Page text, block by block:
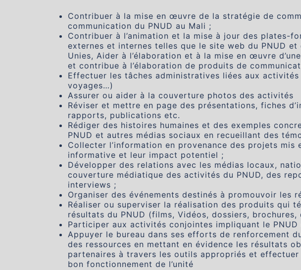
Contribuer à la mise en œuvre de la stratégie de
communication du PNUD au Mali ;
Contribuer à l’animation et la mise à jour des plates-
externes et internes telles que le site web du PNUD et
Unies, Aider à l’élaboration et à la mise en œuvre
et contribue à l’élaboration de produits de
Effectuer les tâches administratives liées aux activités
voyages…)
Assurer ou aider à la couverture photos des activités
Réviser et mettre en page des présentations, fiches
rapports, publications etc.
Rédiger des histoires humaines et des exemples
PNUD et autres médias sociaux en recueillant des
Collecter l’information en provenance des projets
informative et leur impact potentiel ;
Développer des relations avec les médias locaux,
couverture médiatique des activités du PNUD, des
interviews ;
Organiser des événements destinés à promouvoir les
Réaliser ou superviser la réalisation des produits qui
résultats du PNUD (films, Vidéos, dossiers,
Participer aux activités conjointes impliquant le PNUD
Appuyer le bureau dans ses efforts de renforcement
des ressources en mettant en évidence les résultats
partenaires à travers les outils appropriés et
bon fonctionnement de l’unité